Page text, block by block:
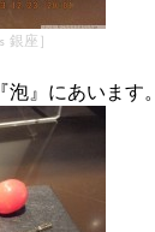
銀座］
』にあいます。